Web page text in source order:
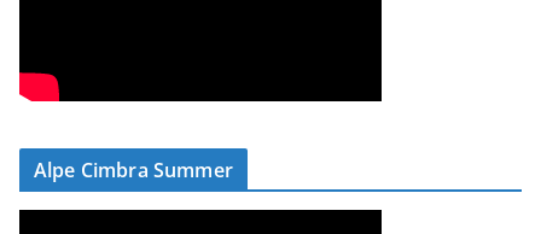
Alpe Cimbra Summer